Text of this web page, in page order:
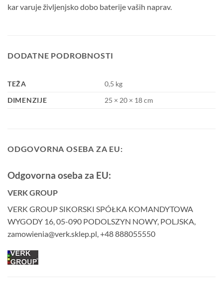
kar varuje življenjsko dobo baterije vaših naprav.
DODATNE PODROBNOSTI
TEŽA
0,5 kg
DIMENZIJE
25 × 20 × 18 cm
ODGOVORNA OSEBA ZA EU:
Odgovorna oseba za EU:
VERK GROUP
VERK GROUP SIKORSKI SPÓŁKA KOMANDYTOWA
WYGODY 16, 05-090 PODOLSZYN NOWY, POLJSKA,
zamowienia@verk.sklep.pl, +48 888055550